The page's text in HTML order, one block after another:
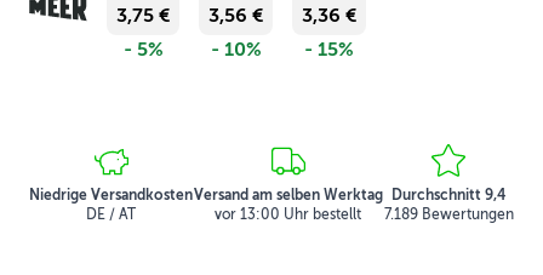
3,75 €
- 5%
3,56 €
- 10%
3,36 €
- 15%
Niedrige Versandkosten
DE / AT
Versand am selben Werktag
vor 13:00 Uhr bestellt
Durchschnitt 9,4
7.189 Bewertungen